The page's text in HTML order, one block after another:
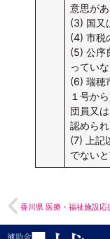
意思があ
(3) 国又
(4) 市税
(5) 公序
っていな
(6) 瑞穂
１号か
団員又
認めら
(7) 上記
でない
香川県 医療・福祉施設応